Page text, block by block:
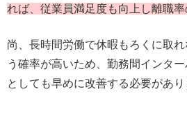
れば、従業員満足度も向上し離職率
尚、長時間労働で休暇もろくに取
う確率が高いため、勤務間インタ
としても早めに改善する必要があり